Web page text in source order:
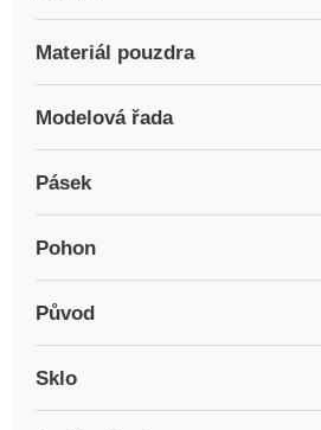
Materiál pouzdra
Modelová řada
Pásek
Pohon
Původ
Sklo